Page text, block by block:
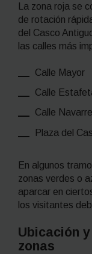
La zona roja se
de rotación
del Casco
las calles más
Calle Mayor
Calle
Calle
Plaza del
En algunos
zonas verdes o
aparcar en
los visitantes
Ubicación
zonas